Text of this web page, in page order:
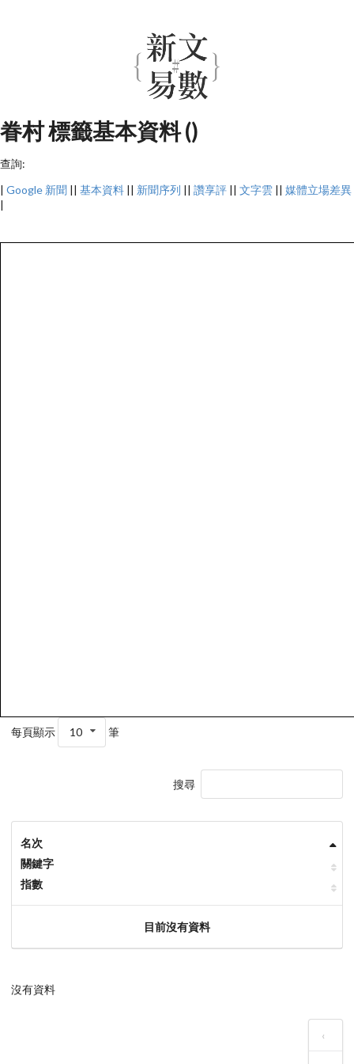
眷村 標籤基本資料 ()
查詢:
| Google 新聞 || 基本資料 || 新聞序列 || 讚享評 || 文字雲 || 媒體立場差異
|
每頁顯示 10 筆
搜尋
名次
關鍵字
指數
目前沒有資料
沒有資料
‹